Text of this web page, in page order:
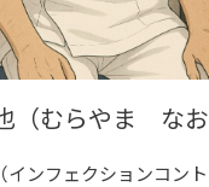
むらやま なお
ンフェクションコン